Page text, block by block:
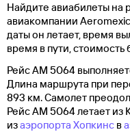
Найдите авиабилеты на
авиакомпании
даты он летает, время
время в пути, стоимость
Рейс AM 5064
Длина маршрута при
893 км. Самолет
Рейс AM 5064 летает из
изаэропорта Хопкинс в